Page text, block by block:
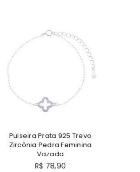
Pulseira Prata 925 Trevo
Zircônia Pedra Feminina
Vazada
Preço
R$ 78,90